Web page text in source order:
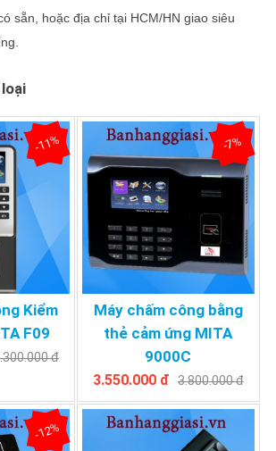
sẵn, hoặc địa chỉ tại HCM/HN giao siêu
Kiểm
F09
-11%
đ
Máy chấm công bằng
thẻ cảm ứng MITA
9000C
-7%
3.550.000 đ 3.800.000 đ
-12%